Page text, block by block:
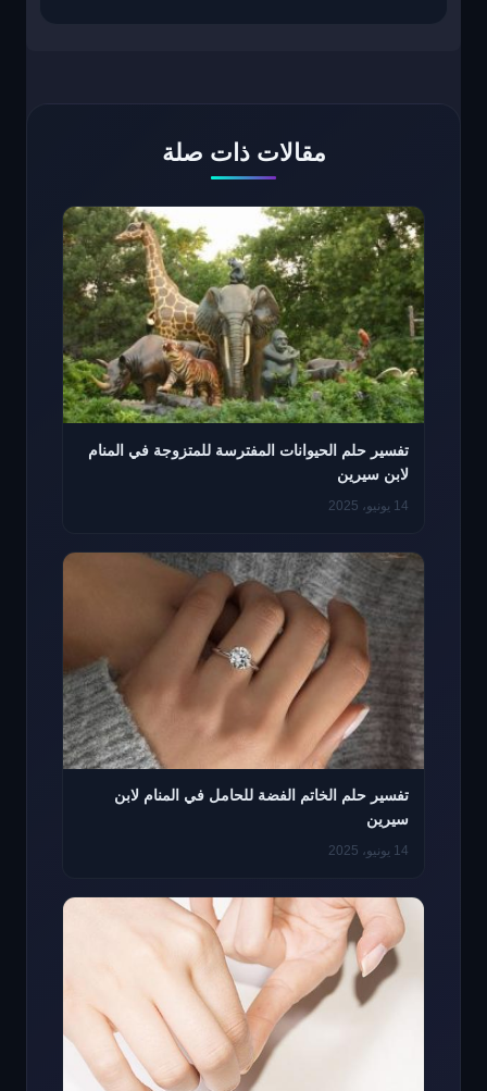
مقالات ذات صلة
تفسير حلم الحيوانات المفترسة للمتزوجة في المنام
لابن سيرين
14 يونيو، 2025
تفسير حلم الخاتم الفضة للحامل في المنام لابن
سيرين
14 يونيو، 2025